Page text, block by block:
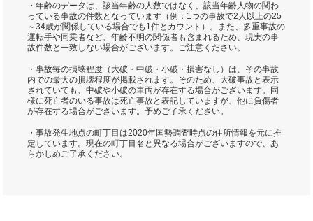
・年齢のデータは、該当年齢の人数ではなく、該当年齢人物の関わ
っている事故の件数となっています（例：1つの事故で2人以上の25
～34歳が関係している場合でも1件とカウント）。また、多重事故の
運転手や同乗者など、年齢不明の関係者も含まれるため、現実の事
故件数と一致しない場合がございます。ご注意ください。
・事故毎の損壊程度（大破・中破・小破・損害なし）は、その事故
内での最大の損壊程度が掲載されます。そのため、大破事故と表示
されていても、中破や小破の車両が存在する場合がございます。同
様に死亡者のいる事故は死亡事故と表記していますが、他に負傷者
が存在する場合がございます。予めご了承ください。
・事故発生地点の町丁目は2020年国勢調査時点の住所情報を元に推
定しています。現在の町丁目名と異なる場合がございますので、あ
らかじめご了承ください。